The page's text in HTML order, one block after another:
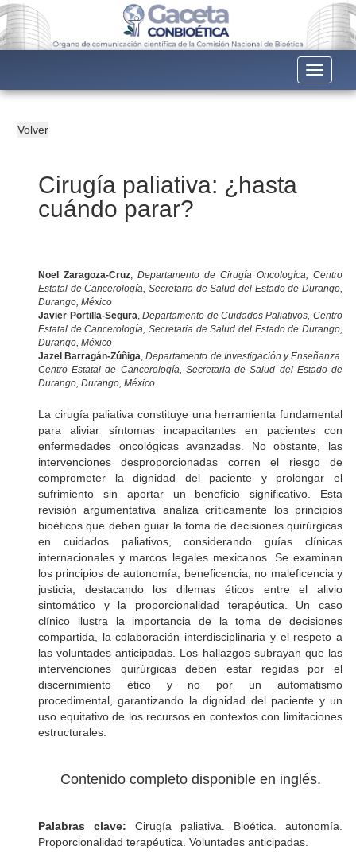
Toggle
Cirugía paliativa: ¿hasta
cuándo parar?
Noel Zaragoza-Cruz,Departamento de Cirugía Oncologíca, Centro
Estatal de Cancerología, Secretaria de Salud del Estado de Durango,
Durango, México
Javier Portilla-Segura,Departamento de Cuidados Paliativos, Centro
Estatal de Cancerología, Secretaria de Salud del Estado de Durango,
Durango, México
Jazel Barragán-Zúñiga,Departamento de Investigación y Enseñanza.
Centro Estatal de Cancerología, Secretaria de Salud del Estado de
Durango, Durango, México
La cirugía paliativa constituye una herramienta fundamental
para aliviar síntomas incapacitantes en pacientes con
enfermedades oncológicas avanzadas. No obstante, las
intervenciones desproporcionadas corren el riesgo de
comprometer la dignidad del paciente y prolongar el
sufrimiento sin aportar un beneficio significativo. Esta
revisión argumentativa analiza críticamente los principios
bioéticos que deben guiar la toma de decisiones quirúrgicas
en cuidados paliativos, considerando guías clínicas
internacionales y marcos legales mexicanos. Se examinan
los principios de autonomía, beneficencia, no maleficencia y
justicia, destacando los dilemas éticos entre el alivio
sintomático y la proporcionalidad terapéutica. Un caso
clínico ilustra la importancia de la toma de decisiones
compartida, la colaboración interdisciplinaria y el respeto a
las voluntades anticipadas. Los hallazgos subrayan que las
intervenciones quirúrgicas deben estar regidas por el
discernimiento ético y no por un automatismo
procedimental, garantizando la dignidad del paciente y un
uso equitativo de los recursos en contextos con limitaciones
estructurales.
Contenido completo disponible en inglés.
Palabras clave:Cirugía paliativa. Bioética. autonomía.
Proporcionalidad terapéutica. Voluntades anticipadas.